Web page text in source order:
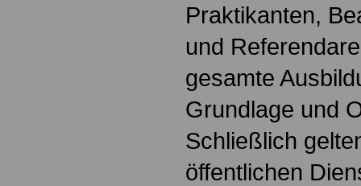
Praktikanten,
und
gesamte
Grundlage und
Schließlich
öffentlichen